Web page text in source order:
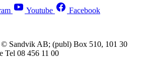
Youtube Facebook
Sandvik AB; (publ) Box 510, 101 30
Tel 08 456 11 00